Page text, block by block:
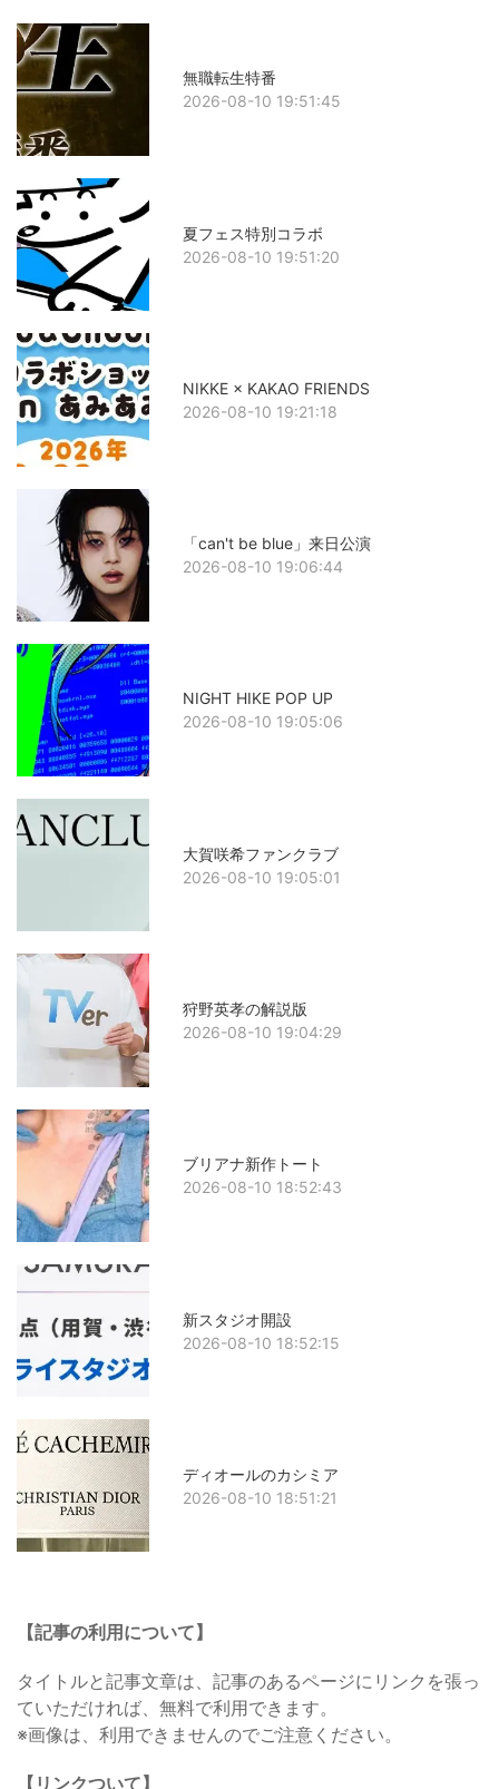
無職転生特番
2026-08-10 19:51:45
夏フェス特別コラボ
2026-08-10 19:51:20
NIKKE × KAKAO FRIENDS
2026-08-10 19:21:18
「can't be blue」来日公演
2026-08-10 19:06:44
NIGHT HIKE POP UP
2026-08-10 19:05:06
大賀咲希ファンクラブ
2026-08-10 19:05:01
狩野英孝の解説版
2026-08-10 19:04:29
ブリアナ新作トート
2026-08-10 18:52:43
新スタジオ開設
2026-08-10 18:52:15
ディオールのカシミア
2026-08-10 18:51:21
【記事の利用について】
タイトルと記事文章は、記事のあるページにリンクを張っ
ていただければ、無料で利用できます。
※画像は、利用できませんのでご注意ください。
【リンクついて】